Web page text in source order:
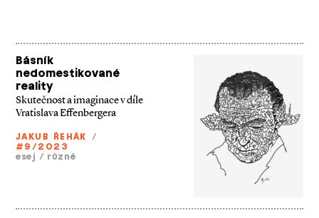
Básník
nedomestikované
reality
Skutečnost a imaginace v díle
Vratislava Effenbergera
JAKUB ŘEHÁK /
#9/2023
esej / různé